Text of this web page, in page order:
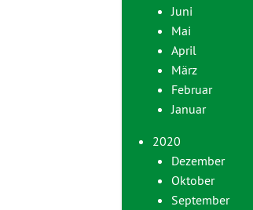
Juni
Mai
April
März
Februar
Januar
2020
Dezember
Oktober
September